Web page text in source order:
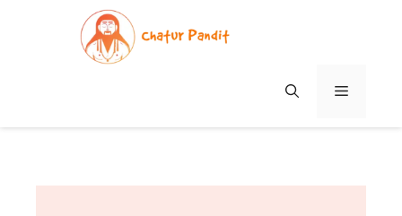
MENU